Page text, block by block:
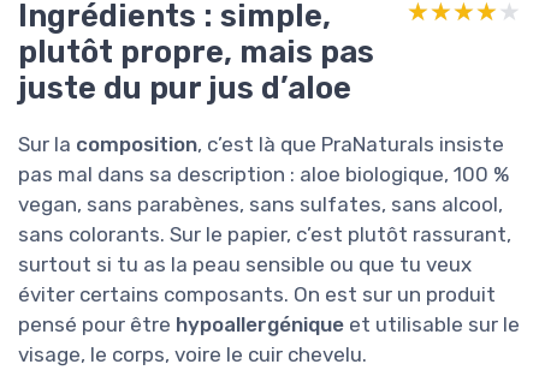
Ingrédients : simple,
plutôt propre, mais pas
juste du pur jus d’aloe
★★★★★
★★★★★
Sur la composition, c’est là que PraNaturals insiste
pas mal dans sa description : aloe biologique, 100 %
vegan, sans parabènes, sans sulfates, sans alcool,
sans colorants. Sur le papier, c’est plutôt rassurant,
surtout si tu as la peau sensible ou que tu veux
éviter certains composants. On est sur un produit
pensé pour être hypoallergénique et utilisable sur le
visage, le corps, voire le cuir chevelu.